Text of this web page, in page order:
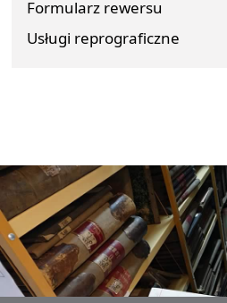
Formularz rewersu
Usługi reprograficzne